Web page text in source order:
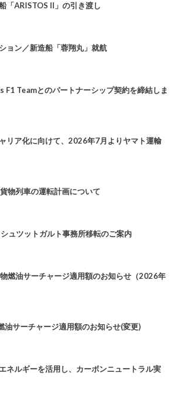
「ARISTOS II」の引き渡し
ョン／新造船「蓉翔丸」就航
F1 Teamとのパートナーシップ契約を締結しま
リア化に向けて、2026年7月よりヤマト運輸
物列車の運転計画について
ュツットガルト事務所移転のご案内
燃油サーチャージ適用額のお知らせ（2026年
サーチャージ適用額のお知らせ(変更)
ネルギーを活用し、カーボンニュートラル実